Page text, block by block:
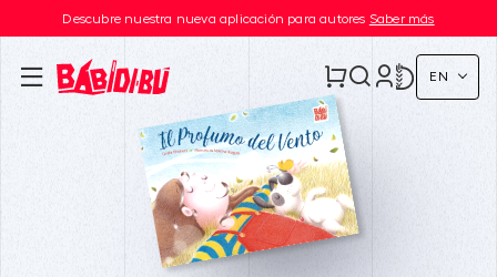
Descubre nuestra nueva aplicación para autores Saber más
EN